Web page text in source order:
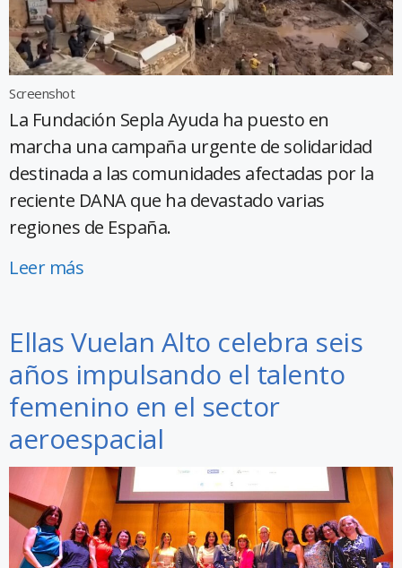
Screenshot
La Fundación Sepla Ayuda ha puesto en
marcha una campaña urgente de solidaridad
destinada a las comunidades afectadas por la
reciente DANA que ha devastado varias
regiones de España.
Leer más
Ellas Vuelan Alto celebra seis
años impulsando el talento
femenino en el sector
aeroespacial